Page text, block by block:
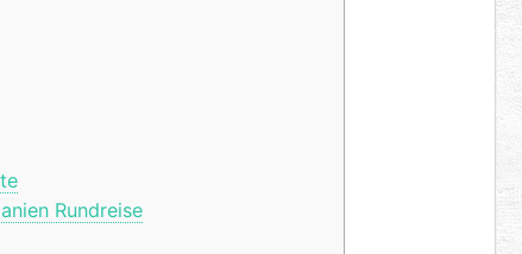
Rundreise